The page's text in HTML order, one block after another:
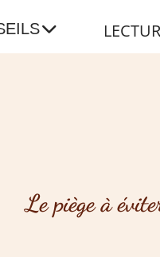
Le piège à